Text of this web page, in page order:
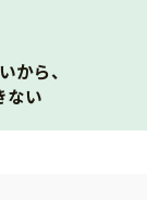
から、
ない